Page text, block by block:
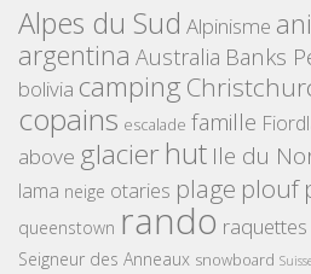
Alpes du Sud Alpinisme
argentina Australia Banks
bolivia camping
copains escalade famille
above glacierhut Ile du
lama neige otaries plage plouf
queenstown rando raquettes
Seigneur des Anneaux snowboard